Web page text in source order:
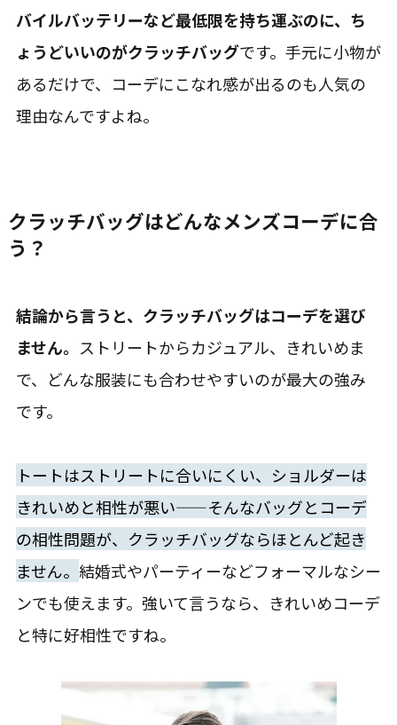
バイルバッテリーなど最低限を持ち運ぶのに、ち
ょうどいいのがクラッチバッグです。手元に小物が
あるだけで、コーデにこなれ感が出るのも人気の
理由なんですよね。
クラッチバッグはどんなメンズコーデに合
う？
結論から言うと、クラッチバッグはコーデを選び
ません。 ストリートからカジュアル、きれいめま
で、どんな服装にも合わせやすいのが最大の強み
です。
トートはストリートに合いにくい、ショルダーは
きれいめと相性が悪い——そんなバッグとコーデ
の相性問題が、クラッチバッグならほとんど起き
ません。 結婚式やパーティーなどフォーマルなシー
ンでも使えます。強いて言うなら、きれいめコーデ
と特に好相性ですね。